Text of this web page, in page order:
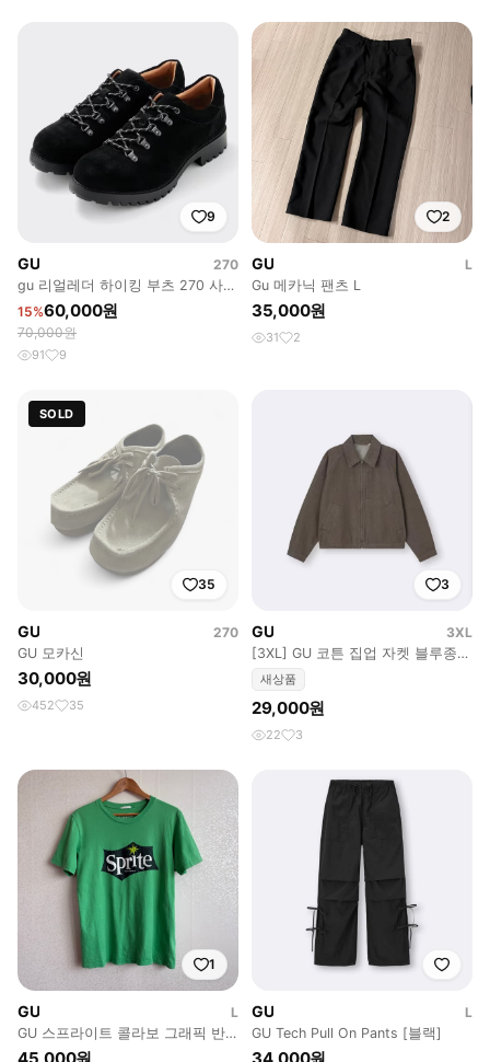
9
GU
270
gu 리얼레더 하이킹 부츠 270 사이
즈
15%60,000원
70,000원
91 9
2
GU
L
Gu 메카닉 팬츠 L
35,000원
31 2
SOLD
35
GU
270
GU 모카신
30,000원
452 35
3
GU
3XL
[3XL] GU 코튼 집업 자켓 블루종
브라운
새상품
29,000원
22 3
1
GU
L
GU 스프라이트 콜라보 그래픽 반
팔
GU
L
GU Tech Pull On Pants [블랙]